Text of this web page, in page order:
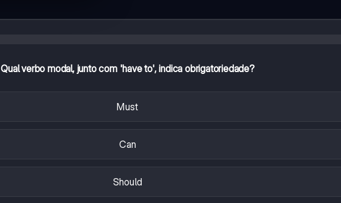
Qual verbo modal, junto com 'have to', indica obrigatoriedade?
Must
Can
Should